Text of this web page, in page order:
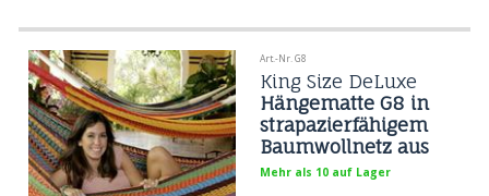
Kindergärten, KITAS u.a.m.
Gesamtlänge 3.9 cm.
Art.-Nr. G8
King Size DeLuxe
Hängematte G8 in
strapazierfähigem
Baumwollnetz aus
Mexiko.
Mehr als 10 auf Lager